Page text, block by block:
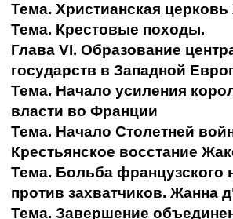
Тема. Христианская церковь
Тема. Крестовые походы.
Глава VI. Образование
государств в Западной
Тема. Начало усиления
власти во Франции
Тема. Начало Столетней
Крестьянское восстание
Тема. Больба французского
против захватчиков. Жанна
Тема. Завершение